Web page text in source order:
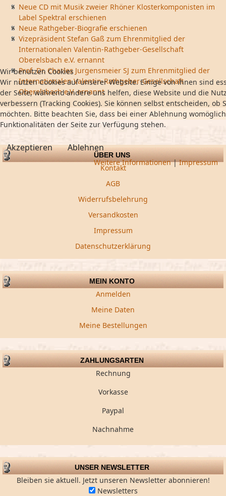
Neue CD mit Musik zweier Rhöner Klosterkomponisten im
Label Spektral erschienen
Neue Rathgeber-Biografie erschienen
Vizepräsident Stefan Gaß zum Ehrenmitglied der
Internationalen Valentin-Rathgeber-Gesellschaft
Oberelsbach e.V. ernannt
Prof. Dr. Charles Jurgensmeier SJ zum Ehrenmitglied der
Internationalen Valentin-Rathgeber-Gesellschaft
Oberelsbach e.V. ernannt
ÜBER UNS
Kontakt
AGB
Widerrufsbelehrung
Versandkosten
Impressum
Datenschutzerklärung
MEIN KONTO
Anmelden
Meine Daten
Meine Bestellungen
ZAHLUNGSARTEN
Rechnung
Vorkasse
Paypal
Nachnahme
UNSER NEWSLETTER
Bleiben sie aktuell. Jetzt unseren Newsletter abonnieren!
Newsletters
Wir benutzen Cookies
Wir nutzen Cookies auf unserer Website. Einige von ihnen sind
der Seite, während andere uns helfen, diese Website und die
verbessern (Tracking Cookies). Sie können selbst entscheiden, ob
möchten. Bitte beachten Sie, dass bei einer Ablehnung
Funktionalitäten der Seite zur Verfügung stehen.
Akzeptieren Ablehnen
Weitere Informationen|Impressum